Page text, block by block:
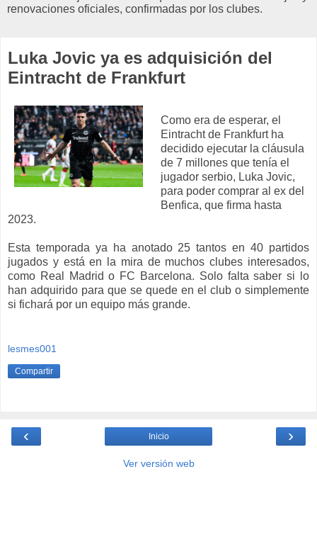
renovaciones oficiales, confirmadas por los clubes.
Luka Jovic ya es adquisición del
Eintracht de Frankfurt
Como era de esperar, el
Eintracht de Frankfurt ha
decidido ejecutar la cláusula
de 7 millones que tenía el
jugador serbio, Luka Jovic,
para poder comprar al ex del
Benfica, que firma hasta
2023.
Esta temporada ya ha anotado 25 tantos en 40 partidos
jugados y está en la mira de muchos clubes interesados,
como Real Madrid o FC Barcelona. Solo falta saber si lo
han adquirido para que se quede en el club o simplemente
si fichará por un equipo más grande.
lesmes001
Compartir
‹ ›
Inicio
Ver versión web